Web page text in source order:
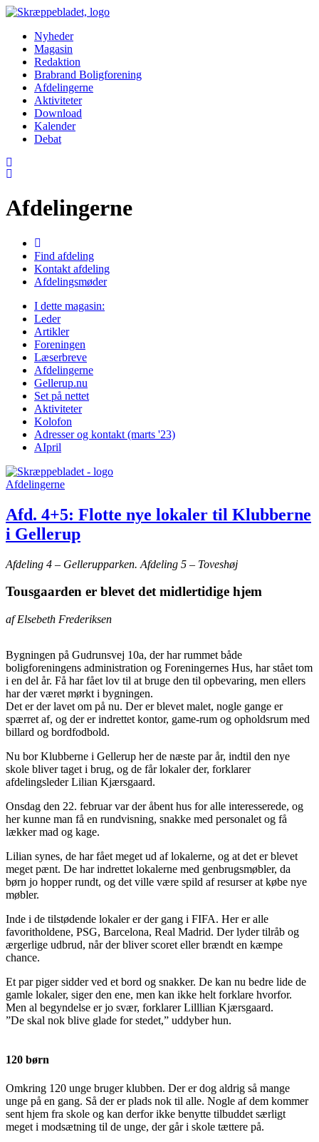
Nyheder
Magasin
Redaktion
Brabrand Boligforening
Afdelingerne
Aktiviteter
Download
Kalender
Debat
Afdelingerne
Find afdeling
Kontakt afdeling
Afdelingsmøder
I dette magasin:
Leder
Artikler
Foreningen
Læserbreve
Afdelingerne
Gellerup.nu
Set på nettet
Aktiviteter
Kolofon
Adresser og kontakt (marts '23)
AIpril
Afdelingerne
Afd. 4+5: Flotte nye lokaler til Klubberne
i Gellerup
Afdeling 4 – Gellerupparken. Afdeling 5 – Toveshøj
Tousgaarden er blevet det midlertidige hjem
af Elsebeth Frederiksen
Bygningen på Gudrunsvej 10a, der har rummet både
boligforeningens administration og Foreningernes Hus, har stået tom
i en del år. Få har fået lov til at bruge den til opbevaring, men ellers
har der været mørkt i bygningen.
Det er der lavet om på nu. Der er blevet malet, nogle gange er
spærret af, og der er indrettet kontor, game-rum og opholdsrum med
billard og bordfodbold.
Nu bor Klubberne i Gellerup her de næste par år, indtil den nye
skole bliver taget i brug, og de får lokaler der, forklarer
afdelingsleder Lilian Kjærsgaard.
Onsdag den 22. februar var der åbent hus for alle interesserede, og
her kunne man få en rundvisning, snakke med personalet og få
lækker mad og kage.
Lilian synes, de har fået meget ud af lokalerne, og at det er blevet
meget pænt. De har indrettet lokalerne med genbrugsmøbler, da
børn jo hopper rundt, og det ville være spild af resurser at købe nye
møbler.
Inde i de tilstødende lokaler er der gang i FIFA. Her er alle
favoritholdene, PSG, Barcelona, Real Madrid. Der lyder tilråb og
ærgerlige udbrud, når der bliver scoret eller brændt en kæmpe
chance.
Et par piger sidder ved et bord og snakker. De kan nu bedre lide de
gamle lokaler, siger den ene, men kan ikke helt forklare hvorfor.
Men al begyndelse er jo svær, forklarer Lilllian Kjærsgaard.
”De skal nok blive glade for stedet,” uddyber hun.
120 børn
Omkring 120 unge bruger klubben. Der er dog aldrig så mange
unge på en gang. Så der er plads nok til alle. Nogle af dem kommer
sent hjem fra skole og kan derfor ikke benytte tilbuddet særligt
meget i modsætning til de unge, der går i skole tættere på.